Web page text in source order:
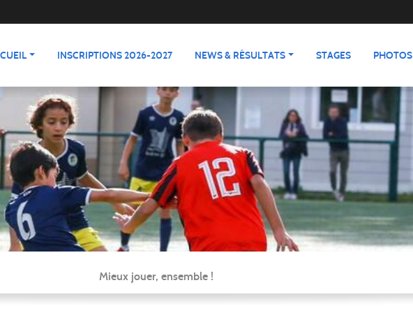
INSCRIPTIONS 2026-2027 NEWS & RÉSULTATS STAGES PHOTOS
Mieux jouer, ensemble !